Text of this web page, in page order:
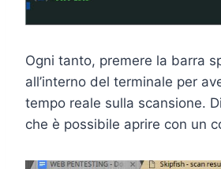
Ogni tanto, premere la barra
all’interno del terminale per
tempo reale sulla scansione.
che è possibile aprire con un